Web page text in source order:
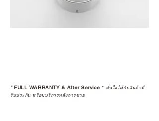
*FULL WARRANTY & After Service * มั่นใจได้กับสินค้ามี
รับประกัน พร้อมบริการหลังการขาย